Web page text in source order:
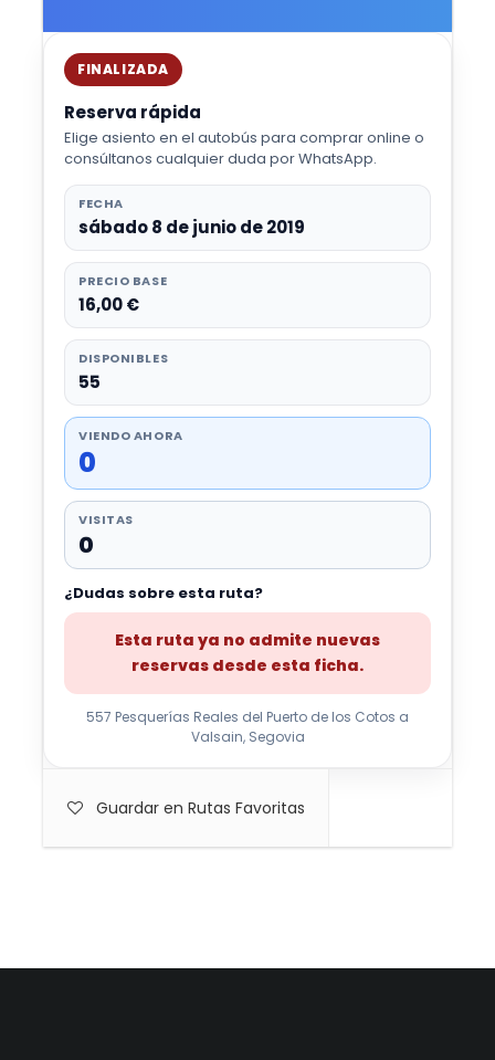
FINALIZADA
Reserva rápida
Elige asiento en el autobús para comprar online o
consúltanos cualquier duda por WhatsApp.
FECHA
sábado 8 de junio de 2019
PRECIO BASE
16,00 €
DISPONIBLES
55
VIENDO AHORA
0
VISITAS
0
¿Dudas sobre esta ruta?
Esta ruta ya no admite nuevas
reservas desde esta ficha.
557 Pesquerías Reales del Puerto de los Cotos a
Valsain, Segovia
Guardar en Rutas Favoritas